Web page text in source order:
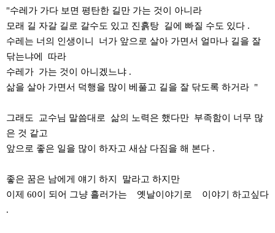
"수레가 가다 보면 평탄한 길만 가는 것이 아니라
모래 길 자갈 길로 갈수도 있고 진흙탕 길에 빠질 수도 있다 .
수레는 너의 인생이니 너가 앞으로 살아 가면서 얼마나 길을 잘
닦는냐에 따라
수레가 가는 것이 아니겠느냐 .
삶을 살아 가면서 덕행을 많이 베풀고 길을 잘 닦도록 하거라 "
그래도 교수님 말씀대로 삶의 노력은 했다만 부족함이 너무 많
은 것 같고
앞으로 좋은 일을 많이 하자고 새삼 다짐을 해 본다 .
좋은 꿈은 남에게 얘기 하지 말라고 하지만
이제 60이 되어 그냥 흘러가는 옛날이야기로 이야기 하고싶다
.